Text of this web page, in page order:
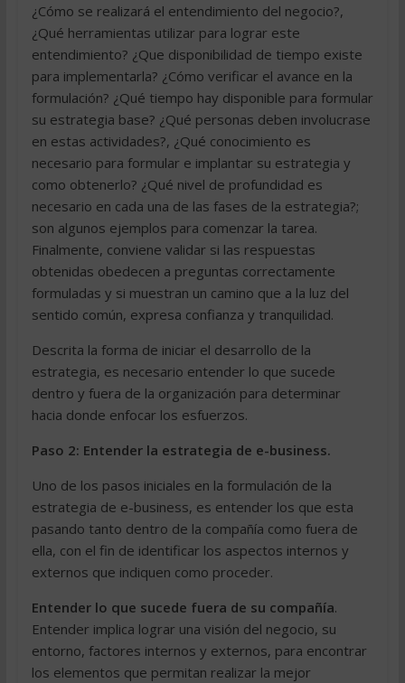
¿Cómo se realizará el entendimiento del negocio?,
¿Qué herramientas utilizar para lograr este
entendimiento? ¿Que disponibilidad de tiempo existe
para implementarla? ¿Cómo verificar el avance en la
formulación? ¿Qué tiempo hay disponible para formular
su estrategia base? ¿Qué personas deben involucrase
en estas actividades?, ¿Qué conocimiento es
necesario para formular e implantar su estrategia y
como obtenerlo? ¿Qué nivel de profundidad es
necesario en cada una de las fases de la estrategia?;
son algunos ejemplos para comenzar la tarea.
Finalmente, conviene validar si las respuestas
obtenidas obedecen a preguntas correctamente
formuladas y si muestran un camino que a la luz del
sentido común, expresa confianza y tranquilidad.
Descrita la forma de iniciar el desarrollo de la
estrategia, es necesario entender lo que sucede
dentro y fuera de la organización para determinar
hacia donde enfocar los esfuerzos.
Paso 2: Entender la estrategia de e-business.
Uno de los pasos iniciales en la formulación de la
estrategia de e-business, es entender los que esta
pasando tanto dentro de la compañía como fuera de
ella, con el fin de identificar los aspectos internos y
externos que indiquen como proceder.
Entender lo que sucede fuera de su compañía.
Entender implica lograr una visión del negocio, su
entorno, factores internos y externos, para encontrar
los elementos que permitan realizar la mejor